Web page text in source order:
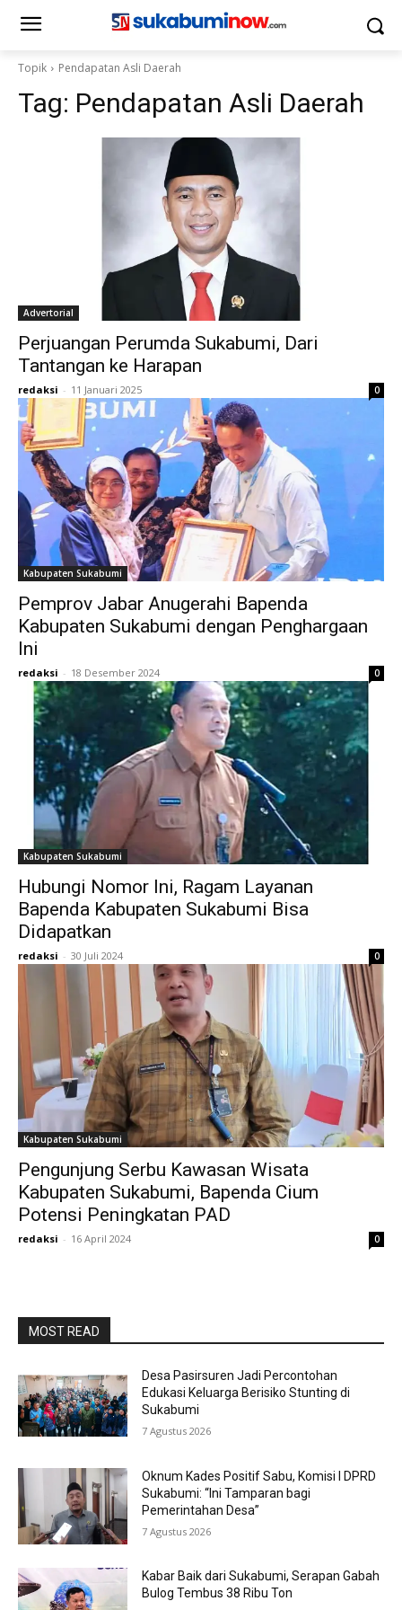
Topik Pendapatan Asli Daerah
Tag: Pendapatan Asli Daerah
Advertorial
Perjuangan Perumda Sukabumi, Dari
Tantangan ke Harapan
redaksi - 11 Januari 2025 0
Kabupaten Sukabumi
Pemprov Jabar Anugerahi Bapenda
Kabupaten Sukabumi dengan Penghargaan
Ini
redaksi - 18 Desember 2024 0
Kabupaten Sukabumi
Hubungi Nomor Ini, Ragam Layanan
Bapenda Kabupaten Sukabumi Bisa
Didapatkan
redaksi - 30 Juli 2024 0
Kabupaten Sukabumi
Pengunjung Serbu Kawasan Wisata
Kabupaten Sukabumi, Bapenda Cium
Potensi Peningkatan PAD
redaksi - 16 April 2024 0
MOST READ
Desa Pasirsuren Jadi Percontohan
Edukasi Keluarga Berisiko Stunting di
Sukabumi
7 Agustus 2026
Oknum Kades Positif Sabu, Komisi I DPRD
Sukabumi: “Ini Tamparan bagi
Pemerintahan Desa”
7 Agustus 2026
Kabar Baik dari Sukabumi, Serapan Gabah
Bulog Tembus 38 Ribu Ton